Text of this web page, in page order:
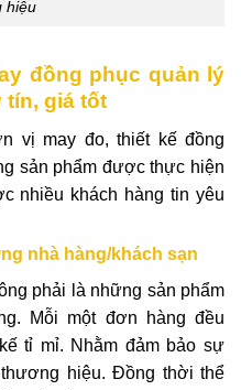
hiệu
đồng phục quản lý
tín, giá tốt
vị may đo, thiết kế đồng
sản phẩm được thực hiện
nhiều khách hàng tin yêu
nhà hàng/khách sạn
phải là những sản phẩm
Mỗi một đơn hàng đều
tỉ mỉ. Nhằm đảm bảo sự
hiệu. Đồng thời thể